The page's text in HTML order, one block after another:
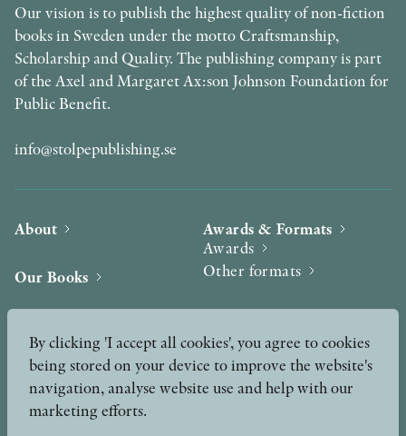
Our vision is to publish the highest quality of non-fiction
books in Sweden under the motto Craftsmanship,
Scholarship and Quality. The publishing company is part
of the Axel and Margaret Ax:son Johnson Foundation for
Public Benefit.
info@stolpepublishing.se
About
Our Books
News
Podcast & Video
Awards & Formats
Awards
Other formats
Press
By clicking 'I accept all cookies', you agree to cookies
being stored on your device to improve the website's
navigation, analyse website use and help with our
marketing efforts.